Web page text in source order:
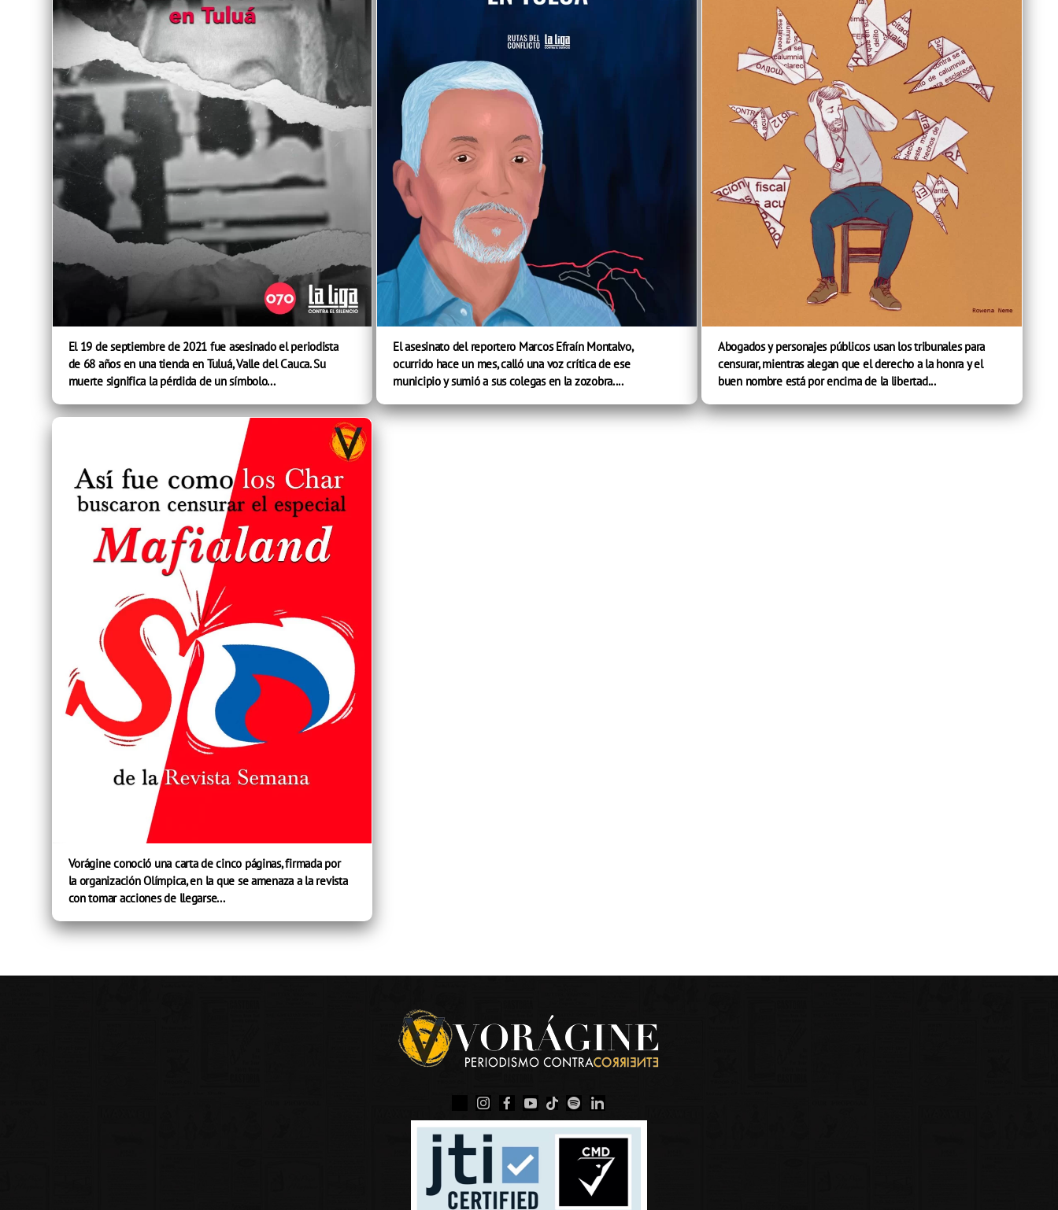
El 19 de septiembre de 2021 fue asesinado el periodista
de 68 años en una tienda en Tuluá, Valle del Cauca. Su
muerte significa la pérdida de un símbolo...
El asesinato del reportero Marcos Efraín Montalvo,
ocurrido hace un mes, calló una voz crítica de ese
municipio y sumió a sus colegas en la zozobra....
Abogados y personajes públicos usan los tribunales para
censurar, mientras alegan que el derecho a la honra y el
buen nombre está por encima de la libertad...
Vorágine conoció una carta de cinco páginas, firmada por
la organización Olímpica, en la que se amenaza a la revista
con tomar acciones de llegarse...